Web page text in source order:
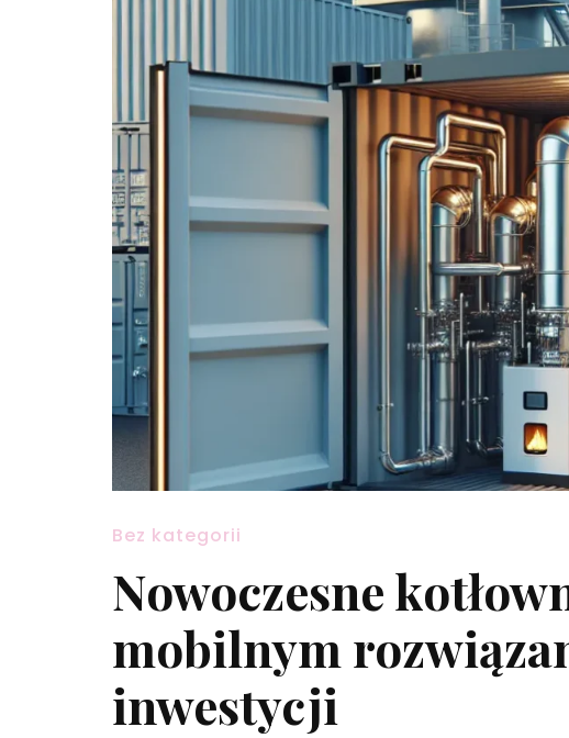
Bez kategorii
Nowoczesne
mobilnym
inwestycji